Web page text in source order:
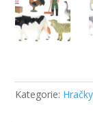
Kategorie: Hračky